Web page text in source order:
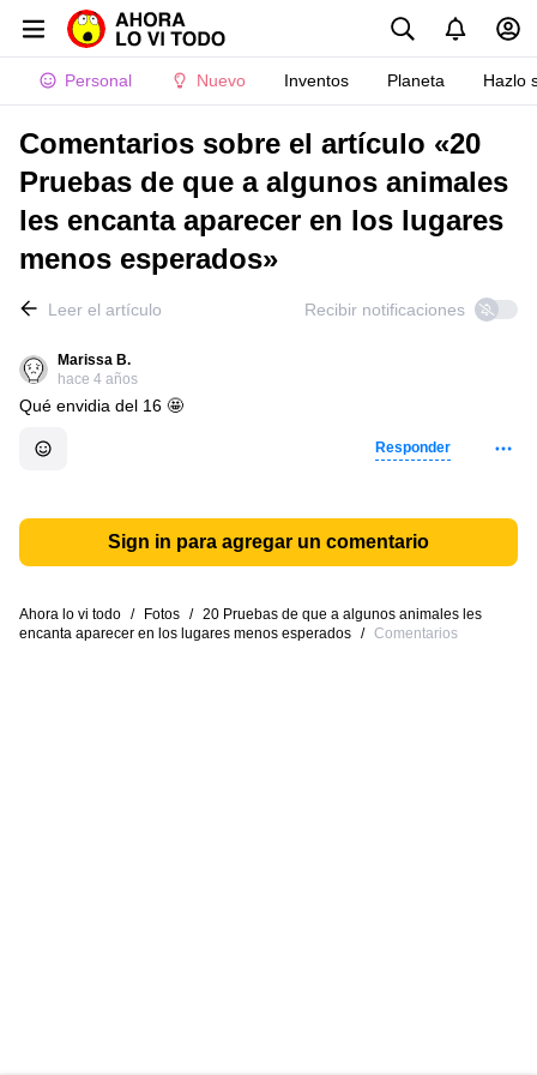
Personal Nuevo Inventos Planeta Hazlo
Comentarios sobre el artículo «20
Pruebas de que a algunos animales
les encanta aparecer en los lugares
menos esperados»
Leer el artículo Recibir notificaciones
Marissa B.
hace 4 años
Qué envidia del 16 🤩
Responder
Sign in para agregar un comentario
Ahora lo vi todo / Fotos / 20 Pruebas de que a algunos animales les
encanta aparecer en los lugares menos esperados / Comentarios